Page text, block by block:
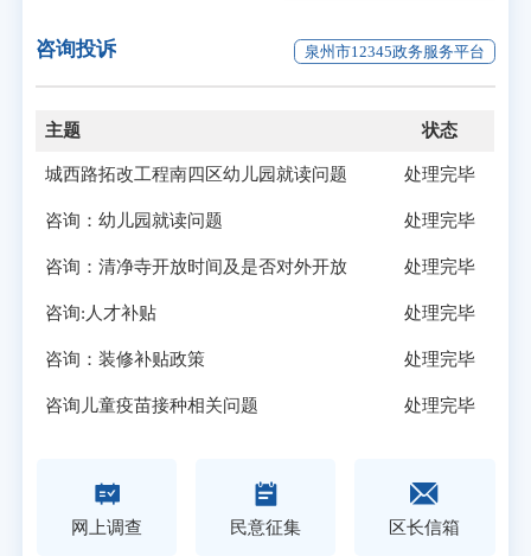
咨询投诉 泉州市12345政务服务平台
主题 状态
城西路拓改工程南四区幼儿园就读问题 处理完毕
咨询：幼儿园就读问题 处理完毕
咨询：清净寺开放时间及是否对外开放 处理完毕
咨询:人才补贴 处理完毕
咨询：装修补贴政策 处理完毕
咨询儿童疫苗接种相关问题 处理完毕
网上调查 民意征集 区长信箱